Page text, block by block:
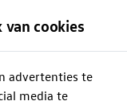
cookies
advertenties te
media te